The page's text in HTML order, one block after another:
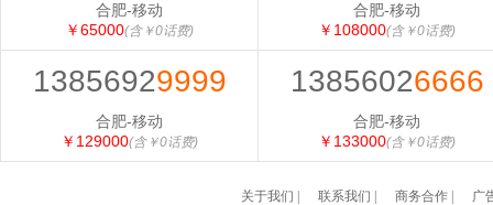
合肥-移动
￥65000(含￥0话费)
合肥-移动
￥108000(含￥0话费)
13856929999
合肥-移动
￥129000(含￥0话费)
13856026666
合肥-移动
￥133000(含￥0话费)
关于我们 联系我们 商务合作| 广